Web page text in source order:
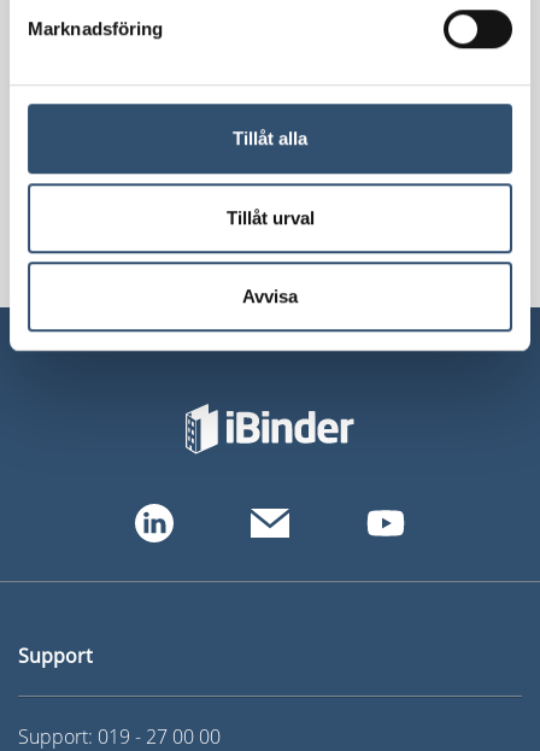
Marknadsföring
Tillåt alla
Tillåt urval
Avvisa
Nu är ert konto skapat och ni kommer direkt in på er
Support
Support: 019 - 27 00 00